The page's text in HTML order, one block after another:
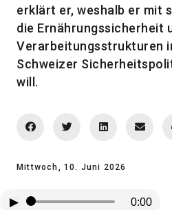
erklärt er, weshalb er mit
die Ernährungssicherheit
Verarbeitungsstrukturen
Schweizer
will.
Mittwoch, 10. Juni 2026
▶ 0:00